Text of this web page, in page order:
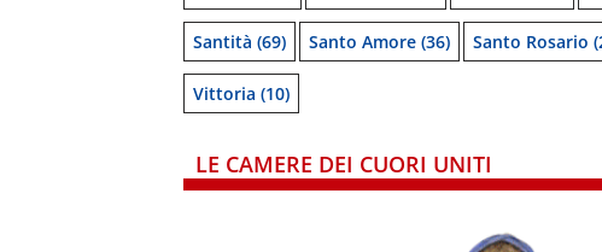
Santità (69) Santo Amore (36) Santo Rosario
Vittoria (10)
LE CAMERE DEI CUORI UNITI